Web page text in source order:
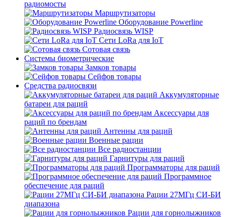
радиомосты
Маршрутизаторы
Оборудование Powerline
Радиосвязь WISP
Сети LoRa для IoT
Сотовая связь
Системы биометрические
Замков товары
Сейфов товары
Средства радиосвязи
Аккумуляторные
батареи для раций
Аксессуары для
раций по брендам
Антенны для раций
Военные рации
Все радиостанции
Гарнитуры для раций
Программаторы для раций
Программное
обеспечение для раций
Рации 27МГц СИ-БИ
диапазона
Рации для горнолыжников